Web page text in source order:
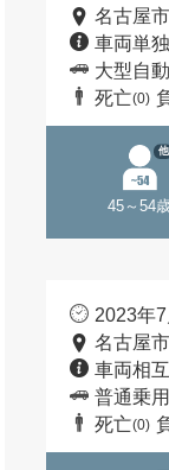
名古屋
車両単
大型自
死亡(0)
45～54
他
2023年
名古屋
車両相
普通乗
死亡(0)